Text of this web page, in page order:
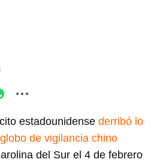
estadounidense derribó lo
de vigilancia chino
del Sur el 4 de febrero